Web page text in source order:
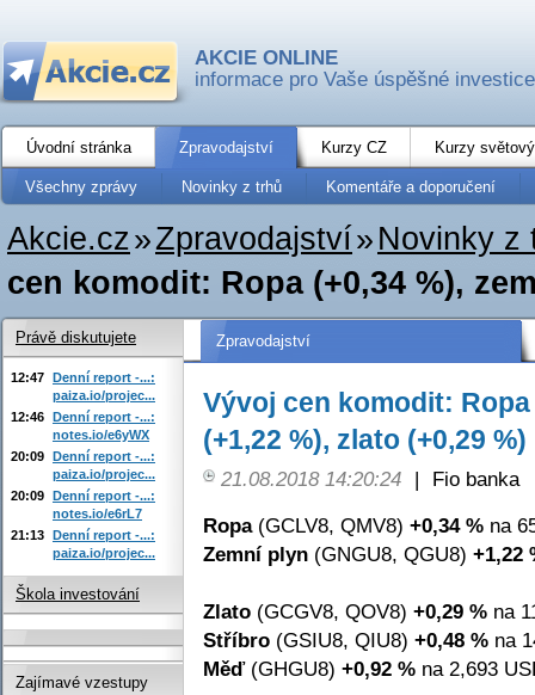
AKCIE ONLINE
informace pro Vaše úspěšné investice
Úvodní stránka Zpravodajství Kurzy CZ Kurzy
Všechny zprávy Novinky z trhů Komentáře a doporučení
Akcie.cz»Zpravodajství» Novinky z
cen komodit: Ropa (+0,34 %),
Zpravodajství
Vývoj cen komodit:
(+1,22 %), zlato (+0,29 %)
21.08.2018 14:20:24 |
Fio banka
Ropa(GCLV8, QMV8) +0,34 % na
Zemní plyn (GNGU8, QGU8) +1,22
Zlato (GCGV8, QOV8) +0,29 % na
Stříbro (GSIU8, QIU8) +0,48 % na
Měď(GHGU8) +0,92 % na 2,693
Právě diskutujete
12:47 Denní report -...:
paiza.io/projec...
12:46 Denní report -...:
notes.io/e6yWX
20:09 Denní report -...:
paiza.io/projec...
20:09 Denní report -...:
notes.io/e6rL7
21:13 Denní report -...:
paiza.io/projec...
Škola investování
Zajímavé vzestupy